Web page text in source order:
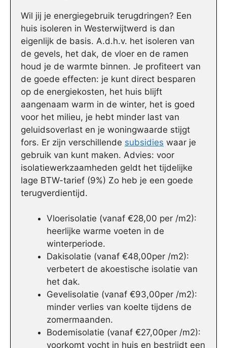
Wil jij je energiegebruik terugdringen? Een
huis isoleren in Westerwijtwerd is dan
eigenlijk de basis. A.d.h.v. het isoleren van
de gevels, het dak, de vloer en de ramen
houd je de warmte binnen. Je profiteert van
de goede effecten: je kunt direct besparen
op de energiekosten, het huis blijft
aangenaam warm in de winter, het is goed
voor het milieu, je hebt minder last van
geluidsoverlast en je woningwaarde stijgt
fors. Er zijn verschillende subsidies waar je
gebruik van kunt maken. Advies: voor
isolatiewerkzaamheden geldt het tijdelijke
lage BTW-tarief (9%) Zo heb je een goede
terugverdientijd.
Vloerisolatie (vanaf €28,00 per /m2):
heerlijke warme voeten in de
winterperiode.
Dakisolatie (vanaf €48,00per /m2):
verbetert de akoestische isolatie van
het dak.
Gevelisolatie (vanaf €93,00per /m2):
minder verlies van koelte tijdens de
zomermaanden.
Bodemisolatie (vanaf €27,00per /m2):
voorkomt vocht in huis en bestrijdt een